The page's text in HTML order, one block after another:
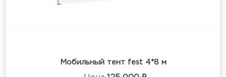
Мобильный тент fest 4*8 м